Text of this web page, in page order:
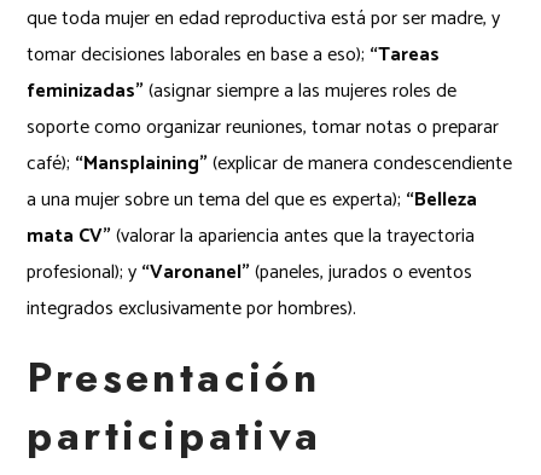
que toda mujer en edad reproductiva está por ser madre, y
tomar decisiones laborales en base a eso); “Tareas
feminizadas”(asignar siempre a las mujeres roles de
soporte como organizar reuniones, tomar notas o preparar
café); “Mansplaining”(explicar de manera condescendiente
a una mujer sobre un tema del que es experta); “Belleza
mata CV”(valorar la apariencia antes que la trayectoria
profesional); y“Varonanel”(paneles, jurados o eventos
integrados exclusivamente por hombres).
Presentación
participativa